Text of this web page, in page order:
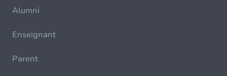
Alumni
Enseignant
Parent